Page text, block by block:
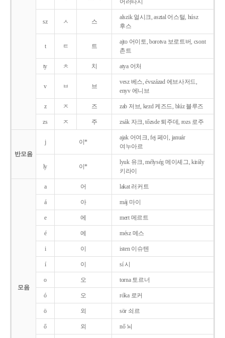
어러타시
sz ㅅ 스
alszik 얼시크, asztal 어스털, húsz
후스
t ㅌ 트
ajto 어이토, borotva 보로트버, csont
촌트
ty ㅊ 치 atya 어처
v ㅂ 브
vesz 베스, évszázad 에브사저드,
enyv 에니브
z ㅈ 즈 zab 저브, kezd 케즈드, blúz 블루즈
zs ㅈ 주 zsák 자크, tőzsde 퇴주데, rozs 로주
반모음
j 이*
ajak 어여크, fej 페이, január
여누아르
ly 이*
lyuk 유크, mélység 메이셰그, király
키라이
모음
a 어 lakat 러커트
á 아 máj 마이
e 에 mert 메르트
é 에 mész 메스
i 이 isten 이슈텐
í 이 sí 시
o 오 torna 토르너
ó 오 róka 로커
ö 외 sör 쇠르
ő 외 nő 뇌